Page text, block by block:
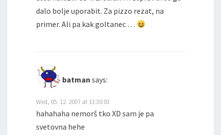
dalo bolje uporabit. Za pizzo rezat, na
primer. Ali pa kak goltanec …
batman says:
Wed, 05. 12. 2007 at 13:30:03
hahahaha nemorš tko XD sam je pa
svetovna hehe